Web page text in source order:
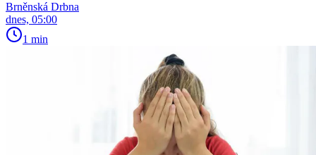
Brněnská Drbna
dnes, 05:00
1 min